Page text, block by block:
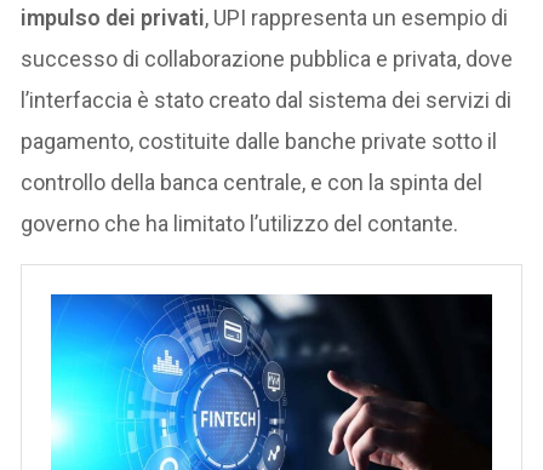
impulso dei privati, UPI rappresenta un esempio di
successo di collaborazione pubblica e privata, dove
l’interfaccia è stato creato dal sistema dei servizi di
pagamento, costituite dalle banche private sotto il
controllo della banca centrale, e con la spinta del
governo che ha limitato l’utilizzo del contante.